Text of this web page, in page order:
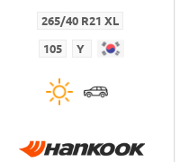
265/40 R21 XL
105 Y